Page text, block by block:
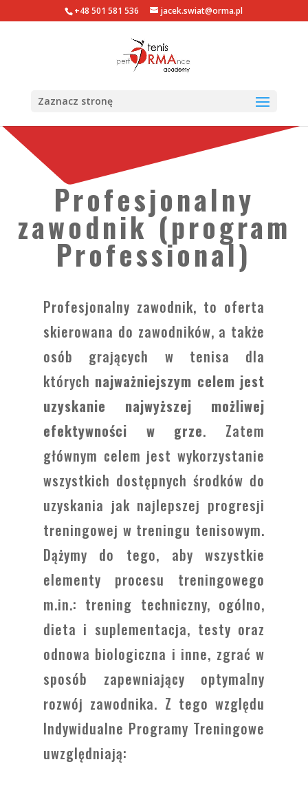
+48 501 581 536 jacek.swiat@orma.pl
Zaznacz stronę
Profesjonalny
zawodnik (program
Professional)
Profesjonalny zawodnik, to oferta
skierowana do zawodników, a także
osób grających w tenisa dla
których najważniejszym celem jest
uzyskanie najwyższej możliwej
efektywności w grze. Zatem
głównym celem jest wykorzystanie
wszystkich dostępnych środków do
uzyskania jak najlepszej progresji
treningowej w treningu tenisowym.
Dążymy do tego, aby wszystkie
elementy procesu treningowego
m.in.: trening techniczny, ogólno,
dieta i suplementacja, testy oraz
odnowa biologiczna i inne, zgrać w
sposób zapewniający optymalny
rozwój zawodnika. Z tego względu
Indywidualne Programy Treningowe
uwzględniają: